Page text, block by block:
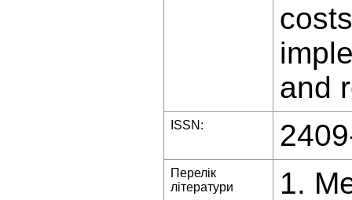
and
ISSN:
Перелік
літератури
1.